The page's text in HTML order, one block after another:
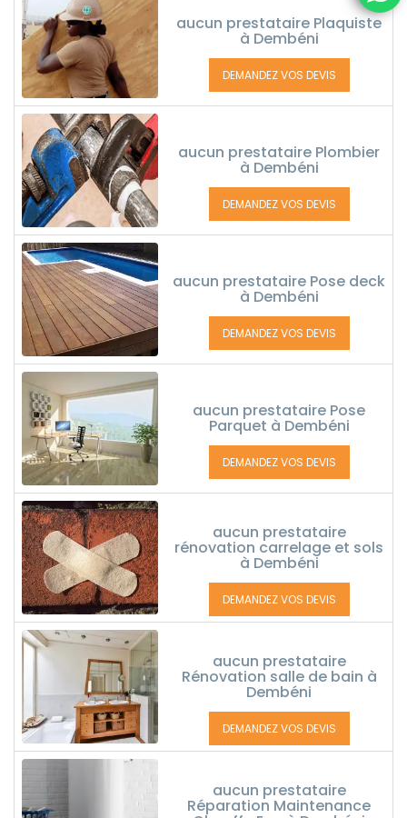
aucun prestataire Plaquiste
à Dembéni
DEMANDEZ VOS DEVIS
aucun prestataire Plombier
à Dembéni
DEMANDEZ VOS DEVIS
aucun prestataire Pose deck
à Dembéni
DEMANDEZ VOS DEVIS
aucun prestataire Pose
Parquet à Dembéni
DEMANDEZ VOS DEVIS
aucun prestataire
rénovation carrelage et sols
à Dembéni
DEMANDEZ VOS DEVIS
aucun prestataire
Rénovation salle de bain à
Dembéni
DEMANDEZ VOS DEVIS
aucun prestataire
Réparation Maintenance